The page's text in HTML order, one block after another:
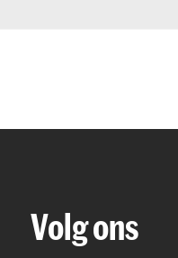
Volg ons